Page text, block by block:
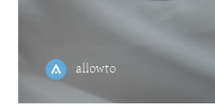
allowto